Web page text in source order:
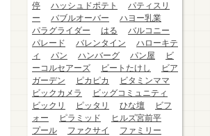
停
ハッシュドポテト
パティスリ
ー
バブルオーバー
ハヨー乳業
パラグライダー
はる
バルコニー
パレード
バレンタイン
ハローキテ
ィ
パン ハンバーグ パン屋
ビ
ーコルセアーズ
ビートたけし
ビア
ガーデン
ピカピカ
ビタミンママ
ビックカメラ
ビッグコミュニティ
ビックリ
ピッタリ ひな壇
ビフ
ォー
ピラミッド
ヒルズ宮前平
プール
ファクサイ
ファミリー